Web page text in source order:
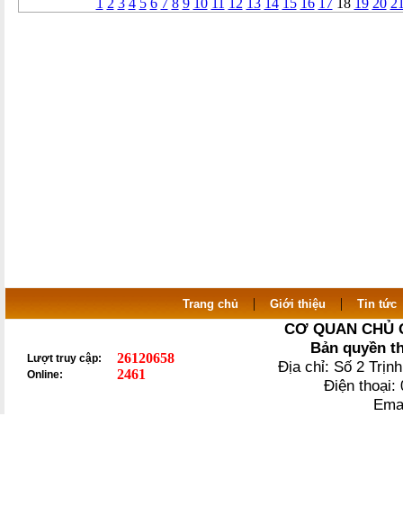
1 2 3 4 5 6 7 8 9 10 11 12 13 14 15 16 1718 19 20
Trang chủ | Giới thiệu | Tin tức
Lượt truy cập: 26120658
Online: 2461
CƠ QUAN CHỦ
Bản quyền
Địa chỉ: Số 2
Điện